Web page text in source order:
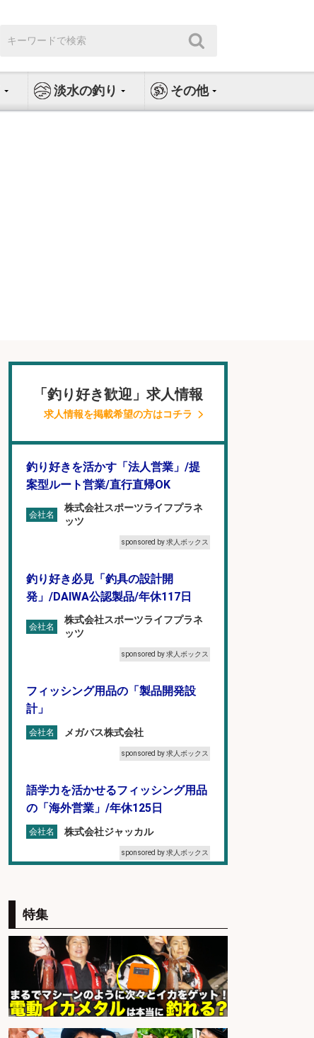
索:
淡水の釣り その他
「釣り好き歓迎」求人情報
求人情報を掲載希望の方はコチラ
釣り好きを活かす「法人営業」/提
案型ルート営業/直行直帰OK
会社名
株式会社スポーツライフプラネ
ッツ
sponsored by 求人ボックス
釣り好き必見「釣具の設計開
発」/DAIWA公認製品/年休117日
会社名
株式会社スポーツライフプラネ
ッツ
sponsored by 求人ボックス
フィッシング用品の「製品開発設
計」
会社名 メガバス株式会社
sponsored by 求人ボックス
語学力を活かせるフィッシング用品
の「海外営業」/年休125日
会社名 株式会社ジャッカル
sponsored by 求人ボックス
ットを生む、裁量バイヤー募集
会社名 株式会社コムライン
sponsored by 求人ボックス
福岡/未経験歓迎「ルート営業」/釣
り好き歓迎/インセンティブ
会社名 広松久水産株式会社
特集